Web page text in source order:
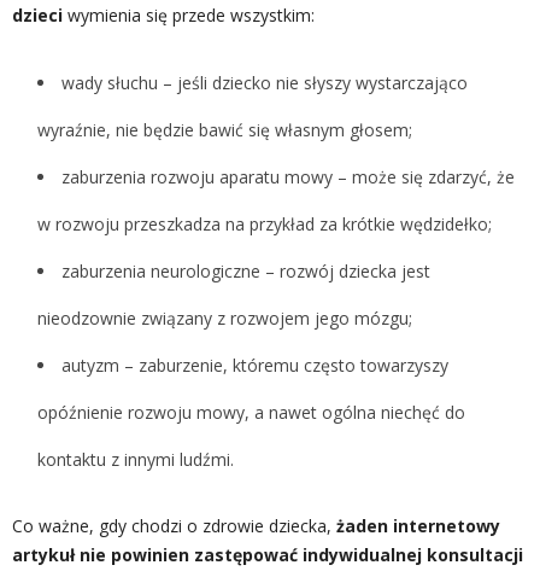
dzieci wymienia się przede wszystkim:
wady słuchu – jeśli dziecko nie słyszy wystarczająco
wyraźnie, nie będzie bawić się własnym głosem;
zaburzenia rozwoju aparatu mowy – może się zdarzyć, że
w rozwoju przeszkadza na przykład za krótkie wędzidełko;
zaburzenia neurologiczne – rozwój dziecka jest
nieodzownie związany z rozwojem jego mózgu;
autyzm – zaburzenie, któremu często towarzyszy
opóźnienie rozwoju mowy, a nawet ogólna niechęć do
kontaktu z innymi ludźmi.
Co ważne, gdy chodzi o zdrowie dziecka, żaden internetowy
artykuł nie powinien zastępować indywidualnej konsultacji